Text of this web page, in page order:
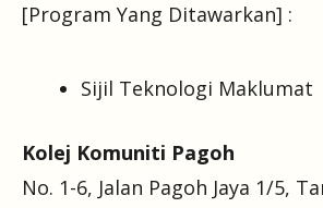
[Program Yang Ditawarkan] :
Sijil Teknologi Maklumat
Kolej Komuniti Pagoh
No. 1-6, Jalan Pagoh Jaya 1/5,